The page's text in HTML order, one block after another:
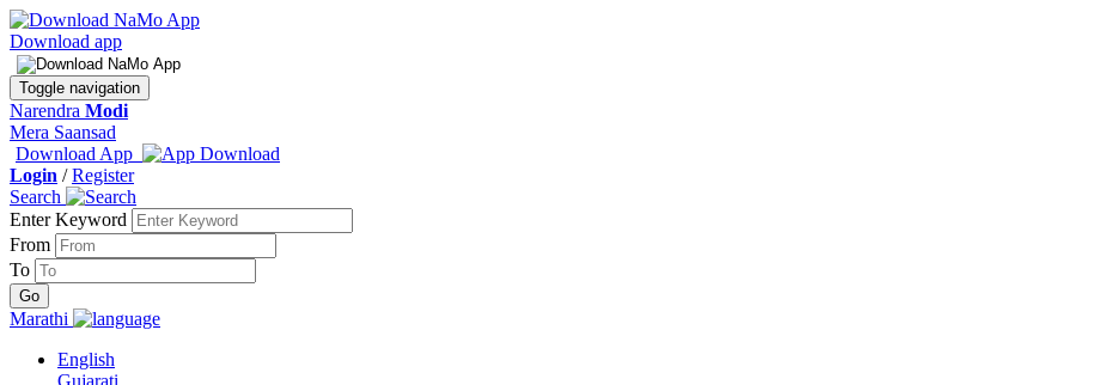
Download app
Toggle navigation
Narendra Modi
Mera Saansad
Download App
Login /Register
Search
Enter Keyword
From
To
Marathi
English
Gujarati